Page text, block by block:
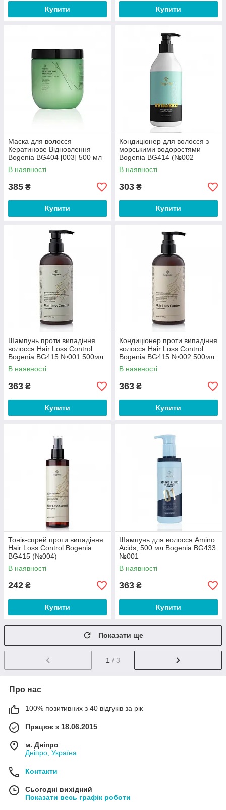
Купити Купити
Маска для волосся
Кератинове Відновлення
Bogenia BG404 [003] 500 мл
В наявності
385 ₴
Купити
Кондиціонер для волосся з
морськими водоростями
Bogenia BG414 (№002
Seaweed (450 мл) (36/1))
В наявності
303 ₴
Купити
Шампунь проти випадіння
волосся Hair Loss Control
Bogenia BG415 №001 500мл
В наявності
363 ₴
Купити
Кондиціонер проти випадіння
волосся Hair Loss Control
Bogenia BG415 №002 500мл
В наявності
363 ₴
Купити
Тонік-спрей проти випадіння
Hair Loss Control Bogenia
BG415 (№004)
В наявності
242 ₴
Купити
Шампунь для волосся Amino
Acids, 500 мл Bogenia BG433
№001
В наявності
363 ₴
Купити
Показати ще
1 / 3
Про нас
100% позитивних з 40 відгуків за рік
Працює з 18.06.2015
м. Дніпро
Дніпро, Україна
Контакти
Сьогодні вихідний
Показати весь графік роботи